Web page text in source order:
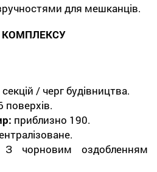
для мешканців.
КОМПЛЕКСУ
секцій / черг будівництва.
поверхів.
приблизно 190.
З чорновим оздобленням